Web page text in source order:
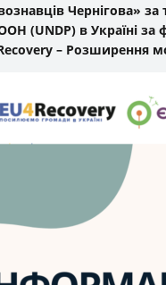
Чернігова» за
(UNDP) в Україні
– Розширення